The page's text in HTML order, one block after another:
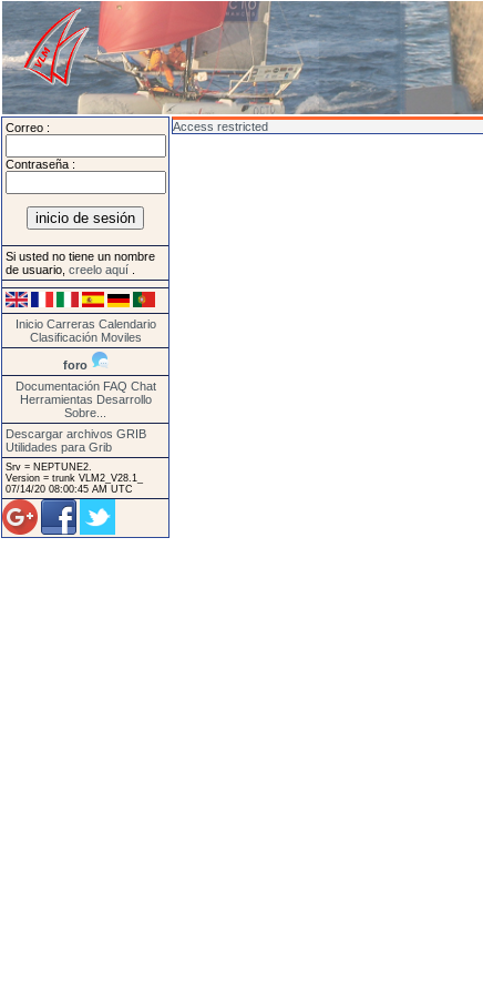
Correo :
Contraseña :
Si usted no tiene un nombre
de usuario, creelo aquí
Inicio Carreras Calendario
Clasificación Moviles
foro
Documentación FAQ Chat
Herramientas Desarrollo
Sobre...
Descargar archivos GRIB
Utilidades para Grib
Srv = NEPTUNE2.
Version = trunk VLM2_V28.1_
07/14/20 08:00:45 AM UTC
Access restricted